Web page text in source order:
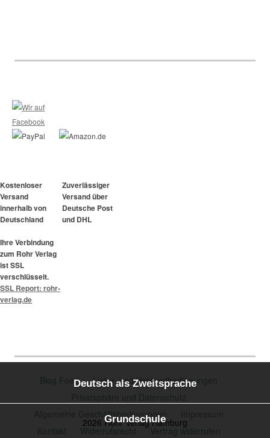
Deutsch als Zweitsprache
Grundschule
Kostenloser
Versand
innerhalb von
Deutschland
Ihre Verbindung
zum Rohr Verlag
ist SSL
verschlüsselt.
SSL Report: rohr-
verlag.de
Zuverlässiger
Versand über
Deutsche Post
und DHL
Blog Feed
Liefer- und Versandbedingungen
Allgemeine Geschäftsbedingungen
Vertrag widerrufen
2026 Rohr Verlag Hamburg